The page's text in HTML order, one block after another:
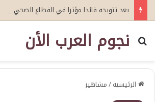
نجوم العرب الأن
بحث عن
الرئيسية/مشاهير